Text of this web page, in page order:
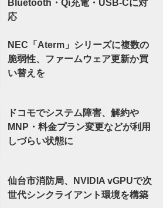
Bluetooth・Qi充電・USB-Cに対
応
NEC「Aterm」シリーズに複数の
脆弱性、ファームウェア更新か買
い替えを
ドコモでシステム障害、解約や
MNP・料金プラン変更などが利用
しづらい状態に
仙台市消防局、NVIDIA vGPUで次
世代シンクライアント環境を構築